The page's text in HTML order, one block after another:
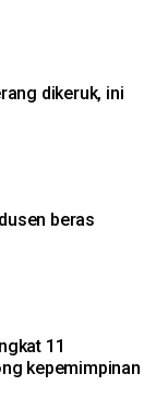
ini
beras
11
kepemimpinan